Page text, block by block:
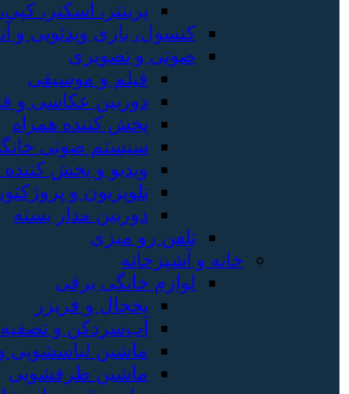
پرینتر، اسکنر،
کنسول، بازی‌ ویدئویی و
صوتی و تصویری
فیلم و موسیقی
دوربین عکاسی و
پخش کننده همراه
سیستم صوتی
ویدیو و پخش کننده DVD
تلویزیون و پروژکتور
دوربین مدار بسته
تلفن رو میزی
خانه و آشپزخانه
لوازم خانگی برقی
یخچال و فریزر
آب‌سردکن و
ماشین
ماشین ظرفشویی